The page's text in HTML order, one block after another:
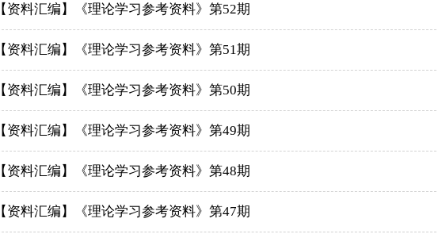
【资料汇编】《理论学习参考资料》第52期
【资料汇编】《理论学习参考资料》第51期
【资料汇编】《理论学习参考资料》第50期
【资料汇编】《理论学习参考资料》第49期
【资料汇编】《理论学习参考资料》第48期
【资料汇编】《理论学习参考资料》第47期